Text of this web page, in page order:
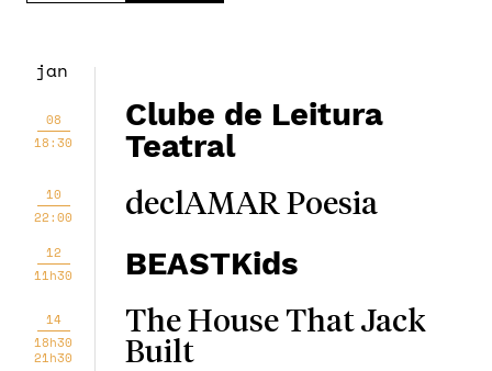
jan
08
18:30
Clube de Leitura
Teatral
10
22:00
declAMAR Poesia
12
11h30
BEASTKids
14
18h30
21h30
The House That Jack
Built